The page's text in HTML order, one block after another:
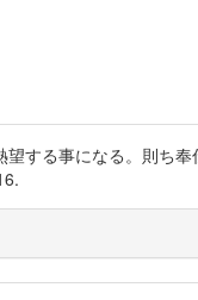
する事になる。則ち